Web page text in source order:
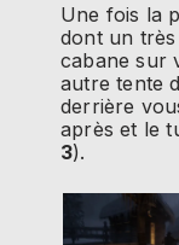
Une fois la
dont un
cabane sur
autre tente
derrière
après et le
3).